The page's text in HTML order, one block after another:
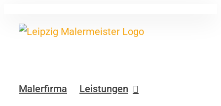
Inhalt
Malerfirma Leistungen